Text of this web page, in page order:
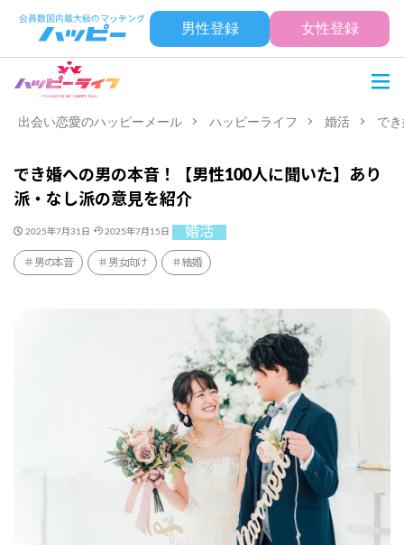
男性登録 女性登録
出会い恋愛のハッピーメール ハッピーライフ 婚活 で
でき婚への男の本音！【男性100人に聞いた】あり
派・なし派の意見を紹介
2025年7月31日 2025年7月15日 婚活
男の本音 男女向け 結婚